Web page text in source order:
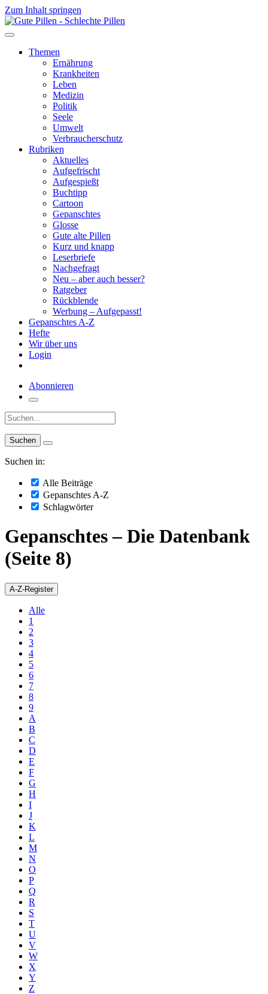
Zum Inhalt springen
Themen
Ernährung
Krankheiten
Leben
Medizin
Politik
Seele
Umwelt
Verbraucherschutz
Rubriken
Aktuelles
Aufgefrischt
Aufgespießt
Buchtipp
Cartoon
Gepanschtes
Glosse
Gute alte Pillen
Kurz und knapp
Leserbriefe
Nachgefragt
Neu – aber auch besser?
Ratgeber
Rückblende
Werbung – Aufgepasst!
Gepanschtes A-Z
Hefte
Wir über uns
Login
Abonnieren
Suche:
Suchen in:
Alle Beiträge
Gepanschtes A-Z
Schlagwörter
Gepanschtes – Die Datenbank
(Seite 8)
A-Z-Register
Alle
1
2
3
4
5
6
7
8
9
A
B
C
D
E
F
G
H
I
J
K
L
M
N
O
P
Q
R
S
T
U
V
W
X
Y
Z